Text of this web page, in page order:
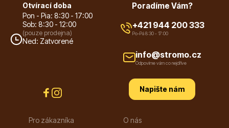
Živé ploty
Otvírací doba
Pon - Pia: 8:30 - 17:00
Sob: 8:30 - 12:00
(pouze prodejna)
Ned: Zatvorené
Pro zákazníka O nás
Poradíme Vám?
+421 944 200 333
Po-Pá 8:30 - 17:00
info@stromo.cz
Odpovíme vám co nejdříve
Napište nám